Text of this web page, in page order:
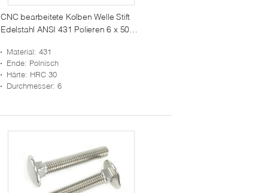
CNC bearbeitete Kolben Welle Stift
Edelstahl ANSI 431 Polieren 6 x 50
Material: 431
Ende: Polnisch
Härte: HRC 30
Durchmesser: 6